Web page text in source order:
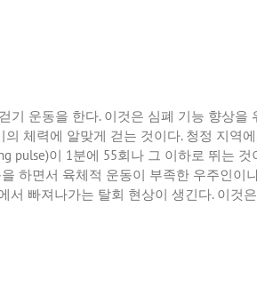
기 운동을 한다. 이것은 심폐 기능 향상을
체력에 알맞게 걷는 것이다. 청정 지역
pulse)이 1분에 55회나 그 이하로 뛰는 것
하면서 육체적 운동이 부족한 우주인이
서 빠져나가는 탈회 현상이 생긴다. 이것